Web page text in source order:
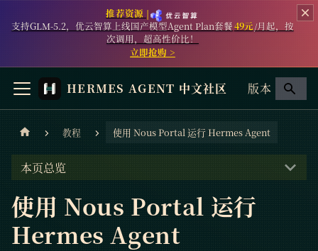
推荐资源 |
支持GLM-5.2，优云智算上线国产模型Agent Plan套餐49元/月起，按
次调用，超高性价比！
立即抢购 >
HERMES AGENT 中文社区 版本
教程 使用 Nous Portal 运行 Hermes Agent
本页总览
使用 Nous Portal 运行
Hermes Agent